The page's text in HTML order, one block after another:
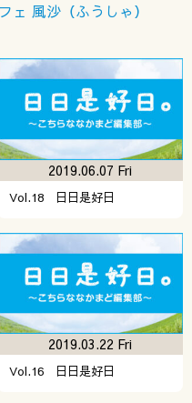
ェ 風沙（ふうしゃ）
Vol.18 日日是好日
2019.06.07 Fri
Vol.16 日日是好日
2019.03.22 Fri